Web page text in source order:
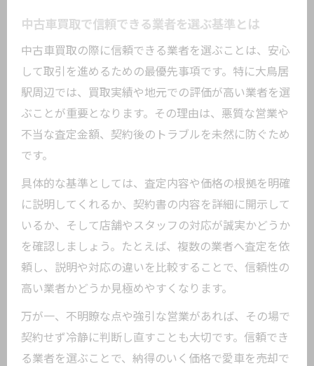
中古車買取で信頼できる業者を選ぶ基準とは
中古車買取の際に信頼できる業者を選ぶことは、安心
して取引を進めるための最優先事項です。特に大鳥居
駅周辺では、買取実績や地元での評価が高い業者を選
ぶことが重要となります。その理由は、悪質な営業や
不当な査定金額、契約後のトラブルを未然に防ぐため
です。
具体的な基準としては、査定内容や価格の根拠を明確
に説明してくれるか、契約書の内容を詳細に開示して
いるか、そして店舗やスタッフの対応が誠実かどうか
を確認しましょう。たとえば、複数の業者へ査定を依
頼し、説明や対応の違いを比較することで、信頼性の
高い業者かどうか見極めやすくなります。
万が一、不明瞭な点や強引な営業があれば、その場で
契約せず冷静に判断し直すことも大切です。信頼でき
る業者を選ぶことで、納得のいく価格で愛車を売却で